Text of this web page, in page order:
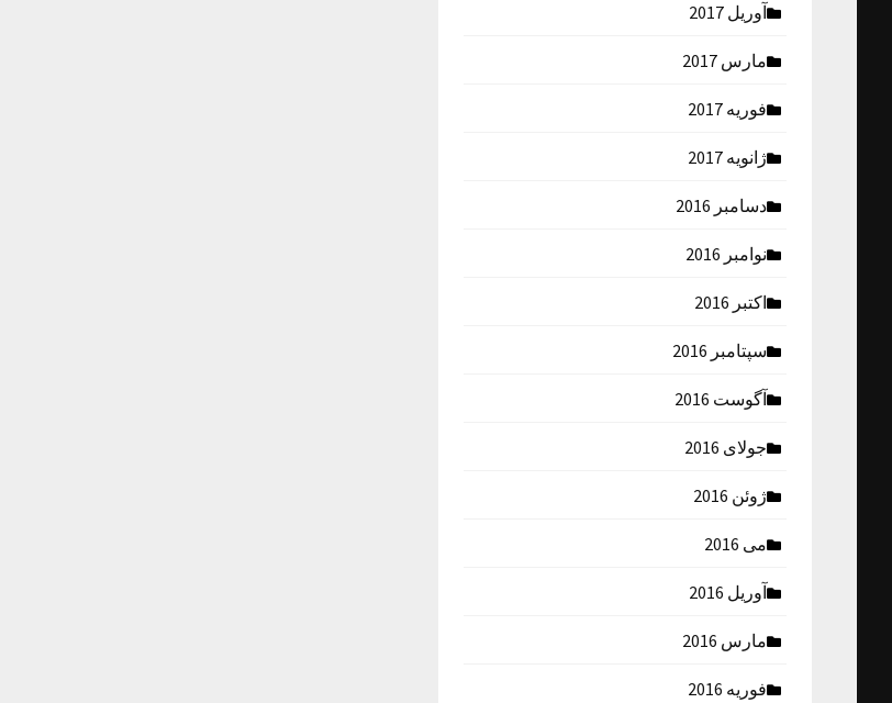
آوریل 2017
مارس 2017
فوریه 2017
ژانویه 2017
دسامبر 2016
نوامبر 2016
اکتبر 2016
سپتامبر 2016
آگوست 2016
جولای 2016
ژوئن 2016
می 2016
آوریل 2016
مارس 2016
فوریه 2016